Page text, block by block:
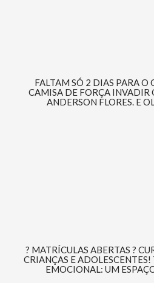
FALTAM SÓ 2 DIAS PARA O
CAMISA DE FORÇA INVADIR
ANDERSON FLORES. E
? MATRÍCULAS ABERTAS ?
CRIANÇAS E
EMOCIONAL: UM